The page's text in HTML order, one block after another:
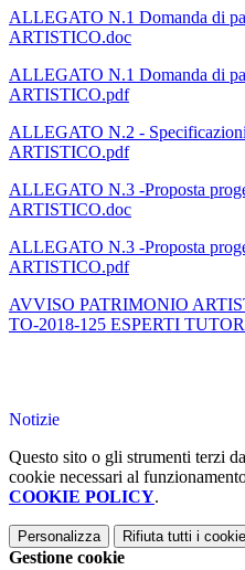
ALLEGATO N.1 Domanda di
ARTISTICO.doc
ALLEGATO N.1 Domanda di
ARTISTICO.pdf
ALLEGATO N.2 -
ARTISTICO.pdf
ALLEGATO N.3 -Proposta
ARTISTICO.doc
ALLEGATO N.3 -Proposta
ARTISTICO.pdf
AVVISO PATRIMONIO
TO-2018-125 ESPERTI
Notizie
Questo sito o gli strumenti terzi
cookie necessari al
COOKIE POLICY.
Personalizza Rifiuta tutti i
Gestione cookie